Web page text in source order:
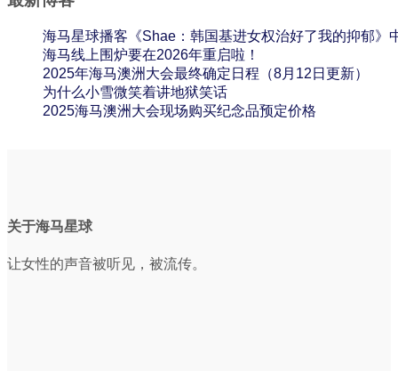
海马星球播客《Shae：韩国基进女权治好了我的抑郁》
海马线上围炉要在2026年重启啦！
2025年海马澳洲大会最终确定日程（8月12日更新）
为什么小雪微笑着讲地狱笑话
2025海马澳洲大会现场购买纪念品预定价格
关于海马星球
让女性的声音被听见，被流传。